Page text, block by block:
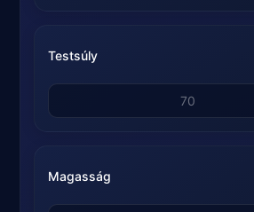
Testsúly
Magasság